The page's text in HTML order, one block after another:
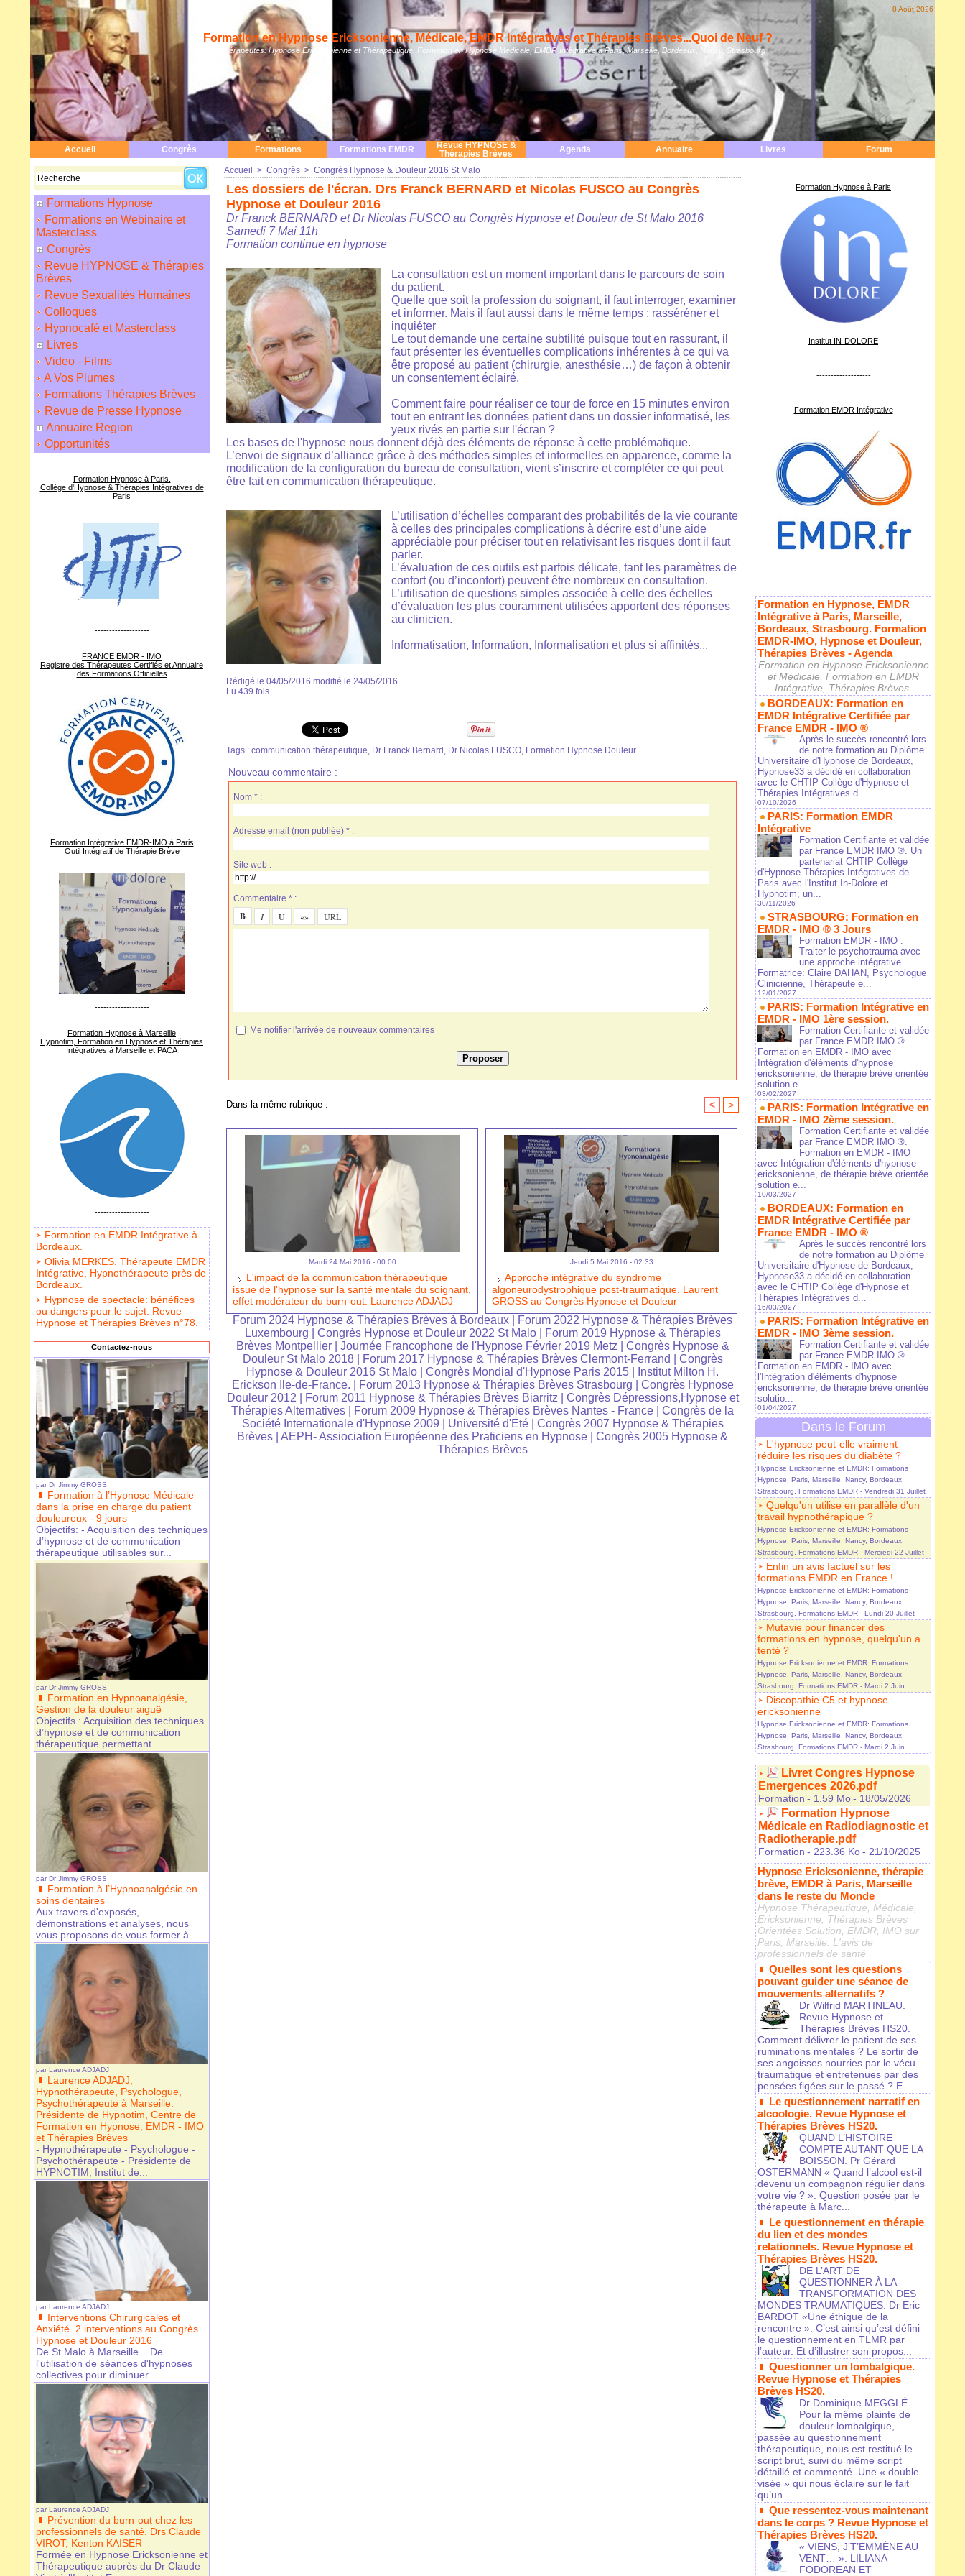
8 Août 2026
Formation en Hypnose Ericksonienne, Médicale, EMDR Intégratives et Thérapies Brèves...Quoi de Neuf ?
Hypnothérapeutes: Hypnose Ericksonienne et Thérapeutique. Formation en Hypnose Médicale, EMDR Intégrative à Paris, Marseille, Bordeaux, Nancy, Strasbourg
Accueil Congrès Formations Formations EMDR
Revue HYPNOSE &
Thérapies Brèves
Agenda Annuaire Livres Forum
Formations Hypnose
Formations en Webinaire et
Masterclass
Congrès
Revue HYPNOSE & Thérapies
Brèves
Revue Sexualités Humaines
Colloques
Hypnocafé et Masterclass
Livres
Video - Films
A Vos Plumes
Formations Thérapies Brèves
Revue de Presse Hypnose
Annuaire Region
Opportunités
Formation Hypnose à Paris.
Collège d'Hypnose & Thérapies Intégratives de
Paris
-------------------
FRANCE EMDR - IMO
Registre des Thérapeutes Certifiés et Annuaire
des Formations Officielles
Formation Intégrative EMDR-IMO à Paris
Outil Intégratif de Thérapie Brève
-------------------
Formation Hypnose à Marseille
Hypnotim, Formation en Hypnose et Thérapies
Intégratives à Marseille et PACA
-------------------
Formation en EMDR Intégrative à
Bordeaux.
Olivia MERKES, Thérapeute EMDR
Intégrative, Hypnothérapeute près de
Bordeaux.
Hypnose de spectacle: bénéfices
ou dangers pour le sujet. Revue
Hypnose et Thérapies Brèves n°78.
Contactez-nous
par Dr Jimmy GROSS
Formation à l’Hypnose Médicale
dans la prise en charge du patient
douloureux - 9 jours
Objectifs: - Acquisition des techniques
d’hypnose et de communication
thérapeutique utilisables sur...
par Dr Jimmy GROSS
Formation en Hypnoanalgésie,
Gestion de la douleur aiguë
Objectifs : Acquisition des techniques
d’hypnose et de communication
thérapeutique permettant...
par Dr Jimmy GROSS
Formation à l’Hypnoanalgésie en
soins dentaires
Aux travers d'exposés,
démonstrations et analyses, nous
vous proposons de vous former à...
par Laurence ADJADJ
Laurence ADJADJ,
Hypnothérapeute, Psychologue,
Psychothérapeute à Marseille.
Présidente de Hypnotim, Centre de
Formation en Hypnose, EMDR - IMO
et Thérapies Brèves
- Hypnothérapeute - Psychologue -
Psychothérapeute - Présidente de
HYPNOTIM, Institut de...
par Laurence ADJADJ
Interventions Chirurgicales et
Anxiété. 2 interventions au Congrès
Hypnose et Douleur 2016
De St Malo à Marseille... De
l'utilisation de séances d'hypnoses
collectives pour diminuer...
par Laurence ADJADJ
Prévention du burn-out chez les
professionnels de santé. Drs Claude
VIROT, Kenton KAISER
Formée en Hypnose Ericksonienne et
Thérapeutique auprès du Dr Claude
Accueil > Congrès > Congrès Hypnose & Douleur 2016 St Malo
Les dossiers de l'écran. Drs Franck BERNARD et Nicolas FUSCO au Congrès
Hypnose et Douleur 2016
Dr Franck BERNARD et Dr Nicolas FUSCO au Congrès Hypnose et Douleur de St Malo 2016
Samedi 7 Mai 11h
Formation continue en hypnose
La consultation est un moment important dans le parcours de soin
du patient.
Quelle que soit la profession du soignant, il faut interroger, examiner
et informer. Mais il faut aussi dans le même temps : rasséréner et
inquiéter
Le tout demande une certaine subtilité puisque tout en rassurant, il
faut présenter les éventuelles complications inhérentes à ce qui va
être proposé au patient (chirurgie, anesthésie…) de façon à obtenir
un consentement éclairé.
Comment faire pour réaliser ce tour de force en 15 minutes environ
tout en entrant les données patient dans un dossier informatisé, les
yeux rivés en partie sur l'écran ?
Les bases de l'hypnose nous donnent déjà des éléments de réponse à cette problématique.
L’envoi de signaux d’alliance grâce à des méthodes simples et informelles en apparence, comme la
modification de la configuration du bureau de consultation, vient s’inscrire et compléter ce qui peut
être fait en communication thérapeutique.
L’utilisation d’échelles comparant des probabilités de la vie courante
à celles des principales complications à décrire est d’une aide
appréciable pour préciser tout en relativisant les risques dont il faut
parler.
L’évaluation de ces outils est parfois délicate, tant les paramètres de
confort (ou d’inconfort) peuvent être nombreux en consultation.
L’utilisation de questions simples associée à celle des échelles
d’évaluation les plus couramment utilisées apportent des réponses
au clinicien.
Informatisation, Information, Informalisation et plus si affinités...
Rédigé le 04/05/2016 modifié le 24/05/2016
Lu 439 fois
Tags : communication thérapeutique, Dr Franck Bernard , Dr Nicolas FUSCO, Formation Hypnose Douleur
Nouveau commentaire :
Nom * :
Adresse email (non publiée) * :
Site web :
Commentaire * :
Me notifier l'arrivée de nouveaux commentaires
Dans la même rubrique : < >
Mardi 24 Mai 2016 - 00:00
L'impact de la communication thérapeutique
issue de l'hypnose sur la santé mentale du soignant,
effet modérateur du burn-out. Laurence ADJADJ
Jeudi 5 Mai 2016 - 02:33
Approche intégrative du syndrome
algoneurodystrophique post-traumatique. Laurent
GROSS au Congrès Hypnose et Douleur
Forum 2024 Hypnose & Thérapies Brèves à Bordeaux
Forum 2022 Hypnose & Thérapies Brèves
Luxembourg
Congrès Hypnose et Douleur 2022 St Malo
Forum 2019 Hypnose & Thérapies
Brèves Montpellier
Journée Francophone de l'Hypnose Février 2019 Metz
Congrès Hypnose &
Douleur St Malo 2018
Forum 2017 Hypnose & Thérapies Brèves Clermont-Ferrand
Congrès
Hypnose & Douleur 2016 St Malo
Congrès Mondial d'Hypnose Paris 2015
Institut Milton H.
Erickson Ile-de-France.
Forum 2013 Hypnose & Thérapies Brèves Strasbourg
Congrès Hypnose
Douleur 2012
Forum 2011 Hypnose & Thérapies Brèves Biarritz
Congrès Dépressions,Hypnose et
Thérapies Alternatives
Forum 2009 Hypnose & Thérapies Brèves Nantes - France
Congrès de la
Société Internationale d'Hypnose 2009
Université d'Eté
Congrès 2007 Hypnose & Thérapies
Brèves
AEPH- Assiociation Européenne des Praticiens en Hypnose
Congrès 2005 Hypnose &
Thérapies Brèves
Formation Hypnose à Paris
Institut IN-DOLORE
-------------------
Formation EMDR Intégrative
Formation en Hypnose, EMDR
Intégrative à Paris, Marseille,
Bordeaux, Strasbourg. Formation
EMDR-IMO, Hypnose et Douleur,
Thérapies Brèves - Agenda
Formation en Hypnose Ericksonienne
et Médicale. Formation en EMDR
Intégrative, Thérapies Brèves.
BORDEAUX: Formation en
EMDR Intégrative Certifiée par
France EMDR - IMO ®
Après le succès rencontré lors
de notre formation au Diplôme
Universitaire d'Hypnose de Bordeaux,
Hypnose33 a décidé en collaboration
avec le CHTIP Collège d'Hypnose et
Thérapies Intégratives d...
07/10/2026
PARIS: Formation EMDR
Intégrative
Formation Certifiante et validée
par France EMDR IMO ®. Un
partenariat CHTIP Collège
d'Hypnose Thérapies Intégratives de
Paris avec l'Institut In-Dolore et
Hypnotim, un...
30/11/2026
STRASBOURG: Formation en
EMDR - IMO ® 3 Jours
Formation EMDR - IMO :
Traiter le psychotrauma avec
une approche intégrative.
Formatrice: Claire DAHAN, Psychologue
Clinicienne, Thérapeute e...
12/01/2027
PARIS: Formation Intégrative en
EMDR - IMO 1ère session.
Formation Certifiante et validée
par France EMDR IMO ®.
Formation en EMDR - IMO avec
Intégration d'éléments d'hypnose
ericksonienne, de thérapie brève orientée
solution e...
03/02/2027
PARIS: Formation Intégrative en
EMDR - IMO 2ème session.
Formation Certifiante et validée
par France EMDR IMO ®.
Formation en EMDR - IMO
avec Intégration d'éléments d'hypnose
ericksonienne, de thérapie brève orientée
solution e...
10/03/2027
BORDEAUX: Formation en
EMDR Intégrative Certifiée par
France EMDR - IMO ®
Après le succès rencontré lors
de notre formation au Diplôme
Universitaire d'Hypnose de Bordeaux,
Hypnose33 a décidé en collaboration
avec le CHTIP Collège d'Hypnose et
Thérapies Intégratives d...
16/03/2027
PARIS: Formation Intégrative en
EMDR - IMO 3ème session.
Formation Certifiante et validée
par France EMDR IMO ®.
Formation en EMDR - IMO avec
l'Intégration d'éléments d'hypnose
ericksonienne, de thérapie brève orientée
solutio...
01/04/2027
Dans le Forum
L'hypnose peut-elle vraiment
réduire les risques du diabète ?
Hypnose Ericksonienne et EMDR: Formations
Hypnose, Paris, Marseille, Nancy, Bordeaux,
Strasbourg. Formations EMDR - Vendredi 31 Juillet
Quelqu'un utilise en parallèle d'un
travail hypnothérapique ?
Hypnose Ericksonienne et EMDR: Formations
Hypnose, Paris, Marseille, Nancy, Bordeaux,
Strasbourg. Formations EMDR - Mercredi 22 Juillet
Enfin un avis factuel sur les
formations EMDR en France !
Hypnose Ericksonienne et EMDR: Formations
Hypnose, Paris, Marseille, Nancy, Bordeaux,
Strasbourg. Formations EMDR - Lundi 20 Juillet
Mutavie pour financer des
formations en hypnose, quelqu'un a
tenté ?
Hypnose Ericksonienne et EMDR: Formations
Hypnose, Paris, Marseille, Nancy, Bordeaux,
Strasbourg. Formations EMDR - Mardi 2 Juin
Discopathie C5 et hypnose
ericksonienne
Hypnose Ericksonienne et EMDR: Formations
Hypnose, Paris, Marseille, Nancy, Bordeaux,
Strasbourg. Formations EMDR - Mardi 2 Juin
Livret Congres Hypnose
Emergences 2026.pdf
Formation - 1.59 Mo- 18/05/2026
Formation Hypnose
Médicale en Radiodiagnostic et
Radiotherapie.pdf
Formation - 223.36 Ko- 21/10/2025
Hypnose Ericksonienne, thérapie
brève, EMDR à Paris, Marseille
dans le reste du Monde
Hypnose Thérapeutique, Médicale,
Ericksonienne, Thérapies Brèves
Orientées Solution, EMDR, IMO sur
Paris, Marseille. L'avis de
professionnels de santé
Quelles sont les questions
pouvant guider une séance de
mouvements alternatifs ?
Dr Wilfrid MARTINEAU.
Revue Hypnose et
Thérapies Brèves HS20.
Comment délivrer le patient de ses
ruminations mentales ? Le sortir de
ses angoisses nourries par le vécu
traumatique et entretenues par des
pensées figées sur le passé ? E...
Le questionnement narratif en
alcoologie. Revue Hypnose et
Thérapies Brèves HS20.
QUAND L’HISTOIRE
COMPTE AUTANT QUE LA
BOISSON. Pr Gérard
OSTERMANN « Quand l’alcool est-il
devenu un compagnon régulier dans
votre vie ? ». Question posée par le
thérapeute à Marc...
Le questionnement en thérapie
du lien et des mondes
relationnels. Revue Hypnose et
Thérapies Brèves HS20.
DE L’ART DE
QUESTIONNER À LA
TRANSFORMATION DES
MONDES TRAUMATIQUES. Dr Eric
BARDOT «Une éthique de la
rencontre ». C’est ainsi qu’est défini
le questionnement en TLMR par
l’auteur. Et d’illustrer son propos...
Questionner un lombalgique.
Revue Hypnose et Thérapies
Brèves HS20.
Dr Dominique MEGGLÉ.
Pour la même plainte de
douleur lombalgique,
passée au questionnement
thérapeutique, nous est restitué le
script brut, suivi du même script
détaillé et commenté. Une « double
visée » qui nous éclaire sur le fait
qu’un...
Que ressentez-vous maintenant
dans le corps ? Revue Hypnose et
Thérapies Brèves HS20.
« VIENS, J’T’EMMÈNE AU
VENT… ». LILIANA
FODOREAN ET